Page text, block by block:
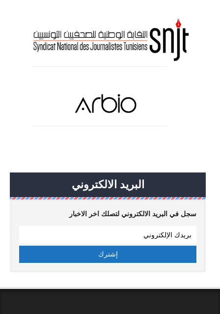
البريد الالكتروني
سجل في البريد الالكتروني لتصلك اخر الاخبار